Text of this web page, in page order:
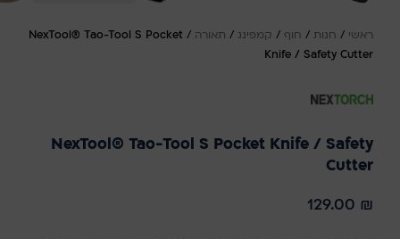
ראשי / חנות / חוף / קמפינג / תאורה /
NexTool® Tao-Tool S Pocket
Knife / Safety Cutter
NexTool® Tao-Tool S Pocket Knife / Safety
Cutter
129.00 ₪